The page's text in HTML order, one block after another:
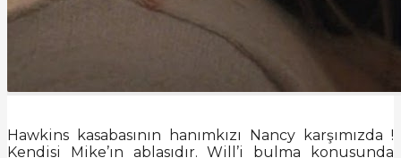
Hawkins kasabasının hanımkızı Nancy karşımızda !
Kendisi Mike’ın ablasıdır. Will’i bulma konusunda